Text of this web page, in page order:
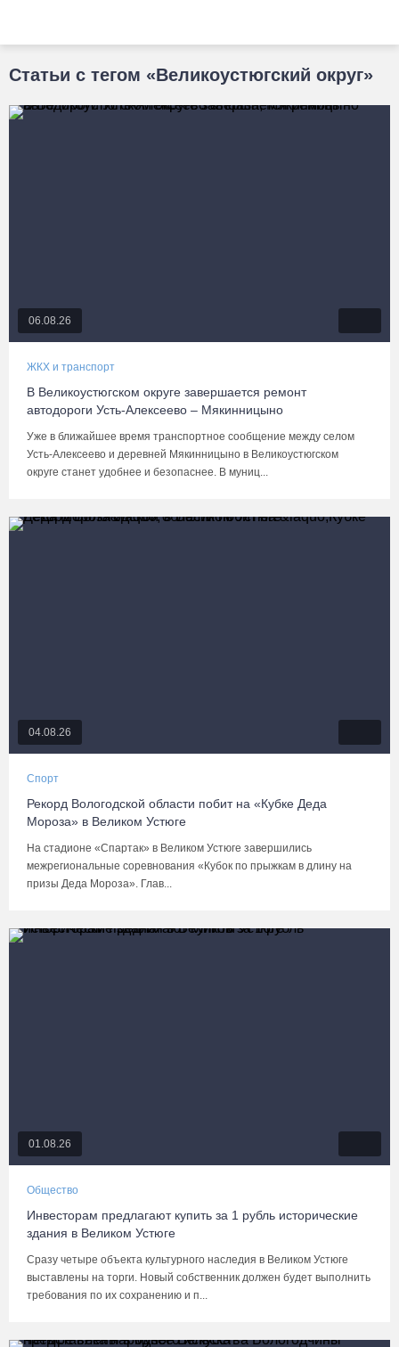
Статьи с тегом «Великоустюгский округ»
06.08.26
ЖКХ и транспорт
В Великоустюгском округе завершается ремонт
автодороги Усть-Алексеево – Мякинницыно
Уже в ближайшее время транспортное сообщение между селом
Усть-Алексеево и деревней Мякинницыно в Великоустюгском
округе станет удобнее и безопаснее. В муниц...
04.08.26
Спорт
Рекорд Вологодской области побит на «Кубке Деда
Мороза» в Великом Устюге
На стадионе «Спартак» в Великом Устюге завершились
межрегиональные соревнования «Кубок по прыжкам в длину на
призы Деда Мороза». Глав...
01.08.26
Общество
Инвесторам предлагают купить за 1 рубль исторические
здания в Великом Устюге
Сразу четыре объекта культурного наследия в Великом Устюге
выставлены на торги. Новый собственник должен будет выполнить
требования по их сохранению и п...